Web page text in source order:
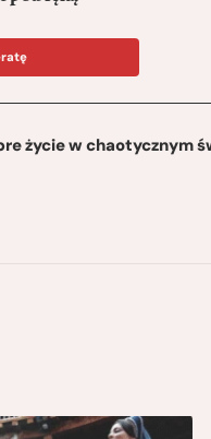
życie w chaotycznym